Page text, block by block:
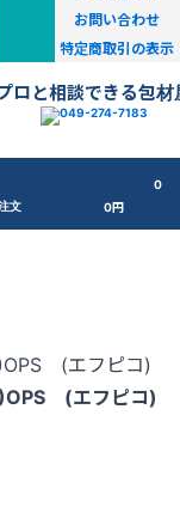
お問い合わせ
特定商取引の表示
ロと相談できる包材
文
0
0円
(エフピコ)
(エフピコ)